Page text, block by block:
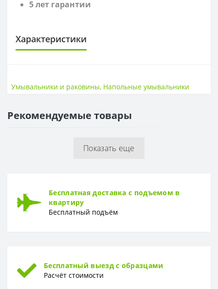
5 лет гарантии
Характеристики
Высота
ГЛУБИНА
Умывальники и раковины, Напольные умывальники
Рекомендуемые товары
Показать еще
Бесплатная доставка с подъемом в
квартиру
Бесплатный подъём
Бесплатный выезд с образцами
Расчёт стоимости